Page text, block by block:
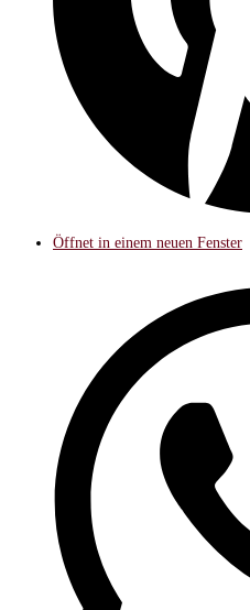
Öffnet in einem neuen Fenster